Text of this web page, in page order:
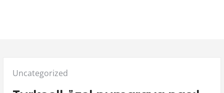
Posted
Uncategorized